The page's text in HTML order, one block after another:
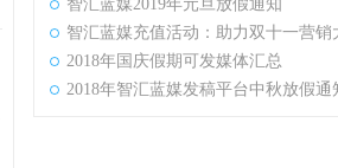
智汇蓝媒2019年元旦放假通知
智汇蓝媒充值活动：助力双十一营销
2018年国庆假期可发媒体汇总
2018年智汇蓝媒发稿平台中秋放假通